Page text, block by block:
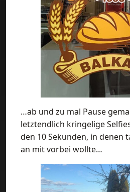
…ab und zu mal Pause
letztendlich kringelige
den 10 Sekunden, in denen
an mit vorbei wollte…